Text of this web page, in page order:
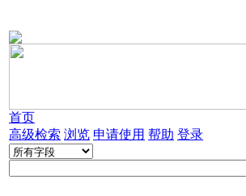
首页
高级检索 浏览 申请使用 帮助 登录